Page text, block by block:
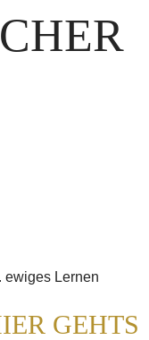
ewiges Lernen
GEHTS